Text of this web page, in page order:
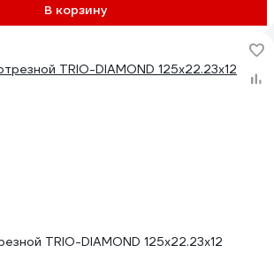
В корзину
TRIO-DIAMOND 125x22.23x12